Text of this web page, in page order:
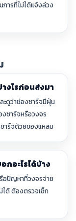
การที่ไม่ได้แจ้งล่วง
งไรก่อนส่งมา
ะดูว่าช่องชาร์จมีฝุ่น
ชาร์จหรือวงจร
ชาร์จด้วยของแหลม
กอะไรได้บ้าง
อปัญหาที่วงจรจ่าย
ได้ ต้องตรวจเช็ก